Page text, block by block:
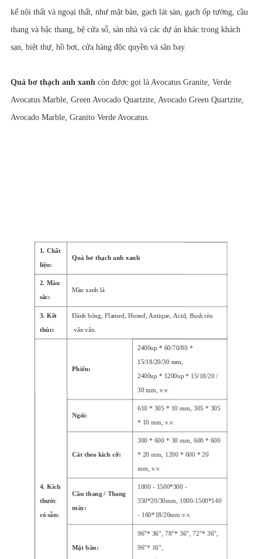
kế nội thất và ngoại thất, như mặt bàn, gạch lát sàn, gạch ốp tường, cầu
thang và bậc thang, bệ cửa sổ, sàn nhà và các dự án khác trong khách
sạn, biệt thự, hồ bơi, cửa hàng độc quyền và sân bay.
Quả bơ thạch anh xanhcòn được gọi là Avocatus Granite, Verde
Avocatus Marble, Green Avocado Quartzite, Avocado Green Quartzite,
Avocado Marble, Granito Verde Avocatus.
1. Chất
liệu:
Quả bơ thạch anh xanh
2. Màu
sắc:
Màu xanh lá
3. Kết
thúc:
Đánh bóng, Flamed, Honed, Antique, Acid, Bush rèn
vân vân.
4. Kích
thước
có sẵn:
Phiến:
2400up * 60/70/80 *
15/18/20/30 mm,
2400up * 1200up * 15/18/20 /
30 mm, v.v.
Ngói:
610 * 305 * 10 mm, 305 * 305
* 10 mm, v.v.
Cắt theo kích cỡ:
300 * 600 * 30 mm, 600 * 600
* 20 mm, 1200 * 600 * 20
mm, v.v.
Cầu thang / Thang
máy:
1000 - 1500*300 -
350*20/30mm, 1000-1500*140
- 160*18/20mm v.v.
Mặt bàn:
96"* 36", 78"* 36", 72"* 36",
96"* 16",